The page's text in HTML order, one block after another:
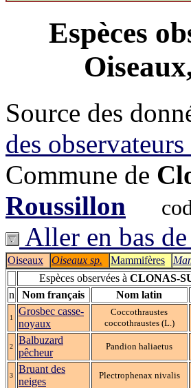
Espèces
Source des
des
Commune de
Roussillon
Aller en bas
Oiseaux Oiseaux sp. Mammifères
Espèces observées àCLONAS-
n
Nom français Nom latin
1
Grosbec casse-
noyaux
Coccothraustes
coccothraustes (L.)
2
Balbuzard
pêcheur
Pandion haliaetus
3
Bruant des
neiges
Plectrophenax nivalis